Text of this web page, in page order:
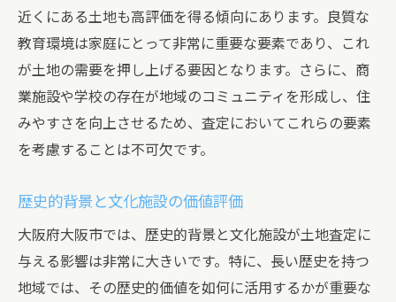
査定前に知っておきたい地域の特性
地域特性を査定に取り入れるためのヒント
高評価を得るための地域特性の活用法
大阪府大阪市で土地査定を高評価に導くための
地域特性のポイント
大阪市の地域特性を査定に活用する方法
査定における地域特性の具体的な評価ポイ
ント
地域特性を反映させた高評価査定の実例
近くにある土地も高評価を得る傾向にあります。良質な
教育環境は家庭にとって非常に重要な要素であり、これ
が土地の需要を押し上げる要因となります。さらに、商
業施設や学校の存在が地域のコミュニティを形成し、住
みやすさを向上させるため、査定においてこれらの要素
を考慮することは不可欠です。
歴史的背景と文化施設の価値評価
大阪府大阪市では、歴史的背景と文化施設が土地査定に
与える影響は非常に大きいです。特に、長い歴史を持つ
地域では、その歴史的価値を如何に活用するかが重要な